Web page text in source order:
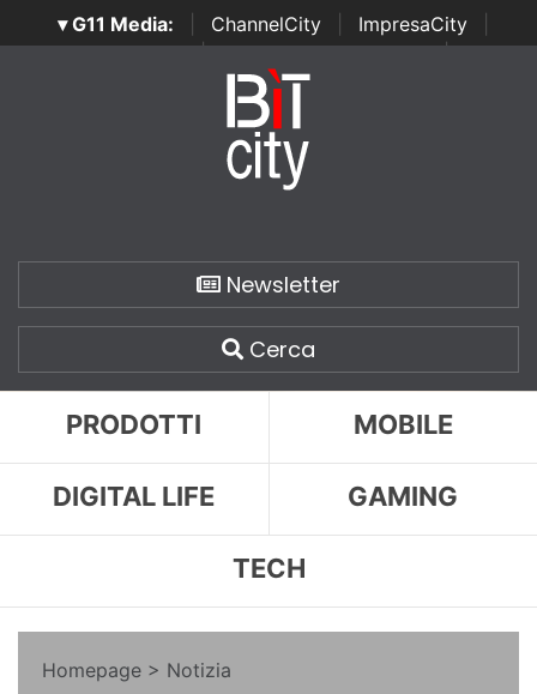
▾ G11 Media: ChannelCity ImpresaCity
SecurityOpenLab | Italian Channel Awards | Italian
Italian Security Awards
Newsletter
Cerca
PRODOTTI MOBILE
DIGITAL LIFE GAMING
TECH
Homepage > Notizia